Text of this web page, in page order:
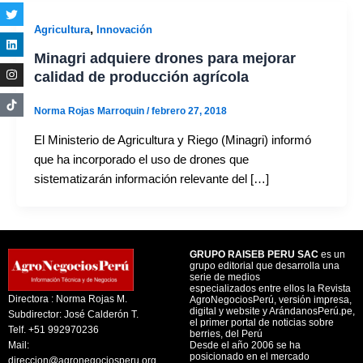
Agricultura, Innovación
Minagri adquiere drones para mejorar
calidad de producción agrícola
Norma Rojas Marroquin /febrero 27, 2018
El Ministerio de Agricultura y Riego (Minagri) informó
que ha incorporado el uso de drones que
sistematizarán información relevante del […]
Directora : Norma Rojas M.
Subdirector: José Calderón T.
Telf. +51 992970236
Mail:
direccion@agronegociosperu.org
GRUPO RAISEB PERU SAC es un
grupo editorial que desarrolla una
serie de medios
especializados entre ellos la Revista
AgroNegociosPerú, versión impresa,
digital y website y ArándanosPerú.pe,
el primer portal de noticias sobre
berries, del Perú
Desde el año 2006 se ha
posicionado en el mercado